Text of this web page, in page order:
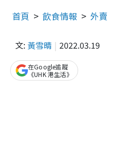
首頁 飲食情報 外賣
文: 黃雪晴 2022.03.19
在Google追蹤
《UHK 港生活》